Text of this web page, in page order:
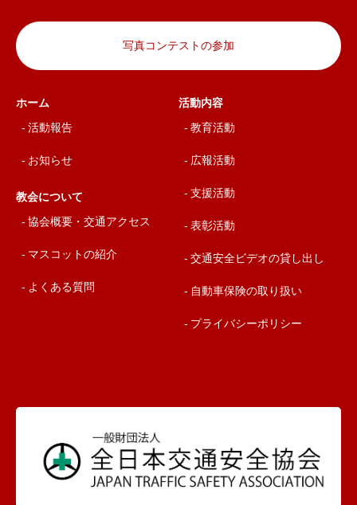
写真コンテストの参加
ホーム
活動報告
お知らせ
教会について
協会概要・交通アクセス
マスコットの紹介
よくある質問
活動内容
教育活動
広報活動
支援活動
表彰活動
交通安全ビデオの貸し出し
自動車保険の取り扱い
プライバシーポリシー